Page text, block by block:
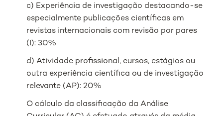
c) Experiência de investigação destacando-se
especialmente publicações científicas em
revistas internacionais com revisão por pares
(I): 30%
d) Atividade profissional, cursos, estágios ou
outra experiência científica ou de investigação
relevante (AP): 20%
O cálculo da classificação da Análise